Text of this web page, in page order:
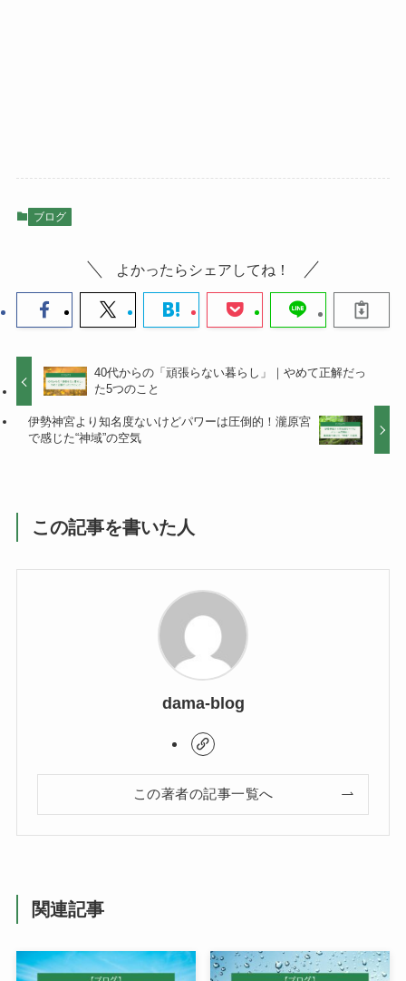
ブログ
よかったらシェアしてね！
40代からの「頑張らない暮らし」｜やめて正解だっ
た5つのこと
伊勢神宮より知名度ないけどパワーは圧倒的！瀧原宮
で感じた“神域”の空気
この記事を書いた人
dama-blog
この著者の記事一覧へ
関連記事